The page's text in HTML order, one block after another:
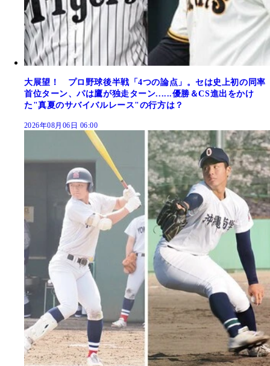
大展望！ プロ野球後半戦「4つの論点」。セは史上初の同率
首位ターン、パは鷹が独走ターン......優勝＆CS進出をかけ
た"真夏のサバイバルレース"の行方は？
2026年08月06日 06:00